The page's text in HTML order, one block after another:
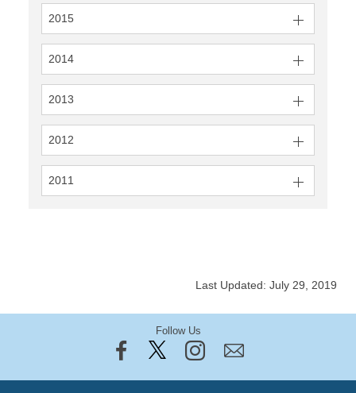
2015
2014
2013
2012
2011
Last Updated: July 29, 2019
Follow Us